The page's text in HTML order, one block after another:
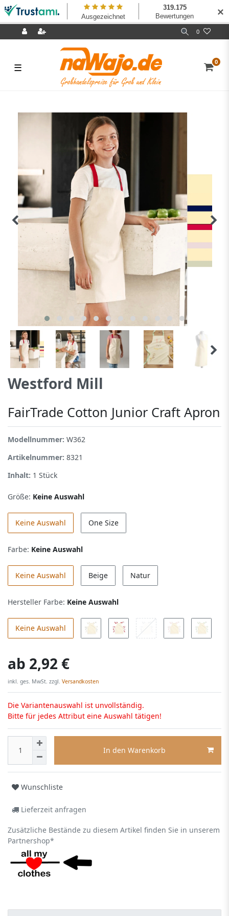
0
☰ 0
Westford Mill
FairTrade Cotton Junior Craft Apron
Modellnummer: W362
Artikelnummer: 8321
Inhalt: 1 Stück
Größe: Keine Auswahl
Keine Auswahl One Size
Farbe: Keine Auswahl
Keine Auswahl Beige Natur
Hersteller Farbe: Keine Auswahl
Keine Auswahl
ab 2,92 €
inkl. ges. MwSt. zzgl. Versandkosten
Die Variantenauswahl ist unvollständig.
Bitte für jedes Attribut eine Auswahl tätigen!
In den Warenkorb
Wunschliste
Lieferzeit anfragen
Zusätzliche Bestände zu diesem Artikel finden Sie in unserem
Partnershop*
✕